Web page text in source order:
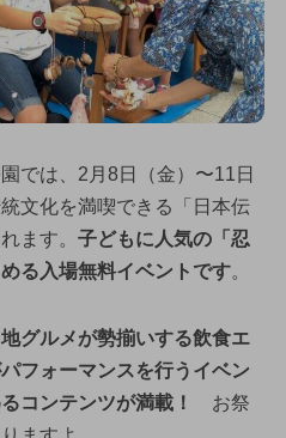
では、2月8日（金）〜11日
文化を満喫できる「日本伝
ます。 子どもに人気の「忍
る入場無料イベントです。
グルメが勢揃いする飲食エ
フォーマンスを行うイベン
コンテンツが満載！
お祭